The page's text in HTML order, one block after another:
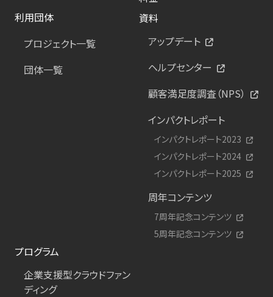
利用団体
プロジェクト一覧
団体一覧
資料
アップデート
ヘルプセンター
顧客満足度調査（NPS）
インパクトレポート
インパクトレポート2023
インパクトレポート2024
インパクトレポート2025
周年コンテンツ
7周年記念コンテンツ
5周年記念コンテンツ
プログラム
企業支援型クラウドファン
ディング